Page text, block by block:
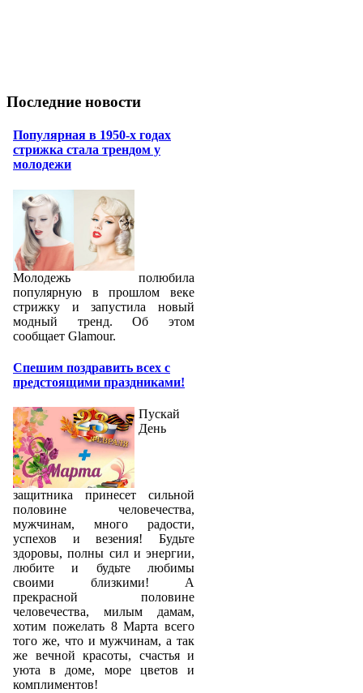
Последние новости
Популярная в 1950-х годах
стрижка стала трендом у
молодежи
Молодежь полюбила
популярную в прошлом веке
стрижку и запустила новый
модный тренд. Об этом
сообщает Glamour.
Спешим поздравить всех с
предстоящими праздниками!
Пускай
День
защитника принесет сильной
половине человечества,
мужчинам, много радости,
успехов и везения! Будьте
здоровы, полны сил и энергии,
любите и будьте любимы
своими близкими! А
прекрасной половине
человечества, милым дамам,
хотим пожелать 8 Марта всего
того же, что и мужчинам, а так
же вечной красоты, счастья и
уюта в доме, море цветов и
комплиментов!